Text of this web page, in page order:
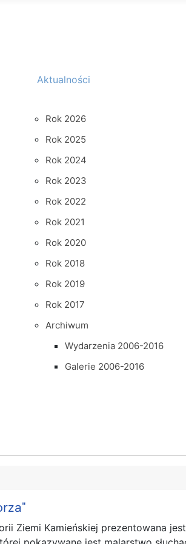
Aktualności
Rok 2026
Rok 2025
Rok 2024
Rok 2023
Rok 2022
Rok 2021
Rok 2020
Rok 2018
Rok 2019
Rok 2017
Archiwum
Wydarzenia 2006-2016
Galerie 2006-2016
Ziemi Kamieńskiej prezentowana